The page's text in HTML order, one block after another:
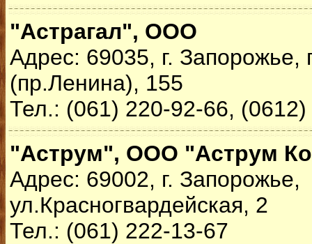
"Астрагал", ООО
Адрес: 69035, г.
(пр.Ленина), 155
Тел.: (061) 220-92-66,
"Аструм", ООО "Аструм
Адрес: 69002, г. Запорожье,
ул.Красногвардейская, 2
Тел.: (061) 222-13-67